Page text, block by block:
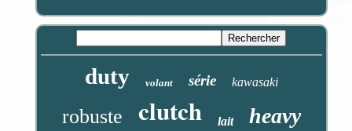
duty volant série kawasaki
robuste clutch lait heavy